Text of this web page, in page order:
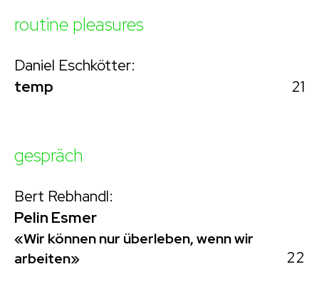
routine pleasures
Daniel Eschkötter:
temp
21
gespräch
Bert Rebhandl:
Pelin Esmer
«Wir können nur überleben, wenn wir
arbeiten»
22